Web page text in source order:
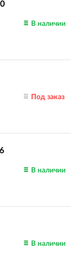
В наличии
Под заказ
В наличии
В наличии